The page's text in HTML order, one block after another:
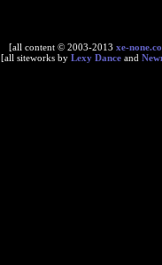
[all content © 2003-2013 xe-
[all siteworks by Lexy Danceand